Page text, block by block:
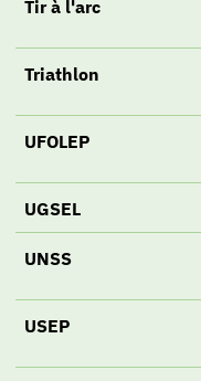
Tir à l'arc
Triathlon
UFOLEP
UGSEL
UNSS
USEP